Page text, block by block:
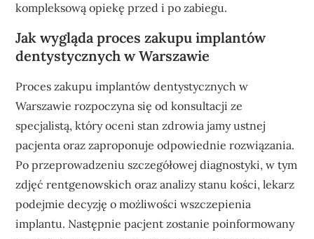
kompleksową opiekę przed i po zabiegu.
Jak wygląda proces zakupu implantów
dentystycznych w Warszawie
Proces zakupu implantów dentystycznych w
Warszawie rozpoczyna się od konsultacji ze
specjalistą, który oceni stan zdrowia jamy ustnej
pacjenta oraz zaproponuje odpowiednie rozwiązania.
Po przeprowadzeniu szczegółowej diagnostyki, w tym
zdjęć rentgenowskich oraz analizy stanu kości, lekarz
podejmie decyzję o możliwości wszczepienia
implantu. Następnie pacjent zostanie poinformowany